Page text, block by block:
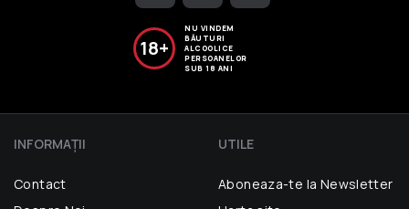
18+
NU VINDEM
BĂUTURI
ALCOOLICE
PERSOANELOR
SUB 18 ANI
INFORMAŢII
Contact
UTILE
Aboneaza-te la Newsletter